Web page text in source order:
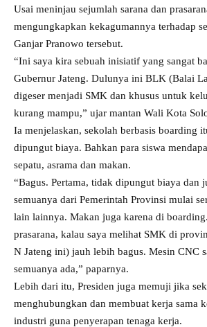
Usai meninjau sejumlah sarana dan
mengungkapkan kekagumannya terhadap
Ganjar Pranowo tersebut.
“Ini saya kira sebuah inisiatif yang sangat
Gubernur Jateng. Dulunya ini BLK (Balai
digeser menjadi SMK dan khusus untuk
kurang mampu,” ujar mantan Wali Kota
Ia menjelaskan, sekolah berbasis boarding
dipungut biaya. Bahkan para siswa
sepatu, asrama dan makan.
“Bagus. Pertama, tidak dipungut biaya dan
semuanya dari Pemerintah Provinsi mulai
lain lainnya. Makan juga karena di
prasarana, kalau saya melihat SMK di
N Jateng ini) jauh lebih bagus. Mesin CNC
semuanya ada,” paparnya.
Lebih dari itu, Presiden juga memuji jika
menghubungkan dan membuat kerja sama
industri guna penyerapan tenaga kerja.